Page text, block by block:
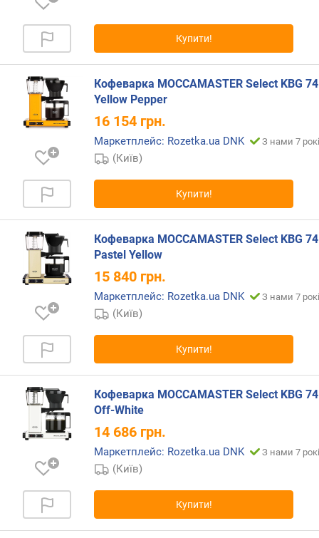
о
б
є
м
к
а
в
о
о
(
г
)
р
з
е
р
у
р
л
я
о
к
а
Купити!
Кофеварка MOCCAMASTER Select KBG
Yellow Pepper
16 154 грн.
Маркетплейс: Rozetka.ua DNK З нами 7
(Київ)
Купити!
Кофеварка MOCCAMASTER Select KBG
Pastel Yellow
15 840 грн.
Маркетплейс: Rozetka.ua DNK З нами 7
(Київ)
Купити!
Кофеварка MOCCAMASTER Select KBG
Off-White
14 686 грн.
Маркетплейс: Rozetka.ua DNK З нами 7
(Київ)
Купити!